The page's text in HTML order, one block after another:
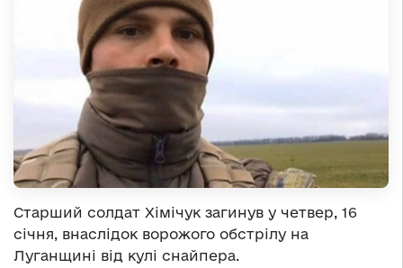
Старший солдат Хімічук загинув у четвер, 16
січня, внаслідок ворожого обстрілу на
Луганщині від кулі снайпера.